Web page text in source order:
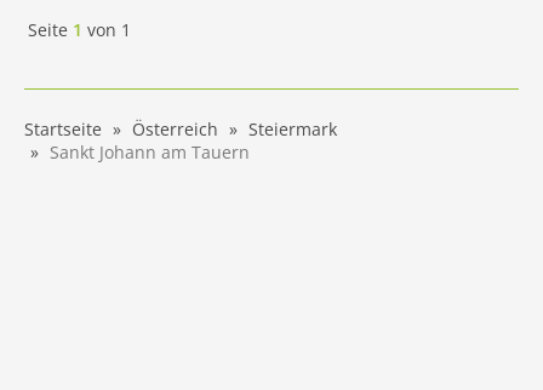
Seite 1 von 1
Startseite Österreich
Steiermark
Sankt Johann am Tauern